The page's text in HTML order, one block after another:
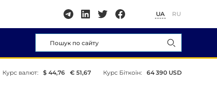
UA RU
Курс валют: $ 44,76 € 51,67 Курс Біткоїн: 64 390 USD